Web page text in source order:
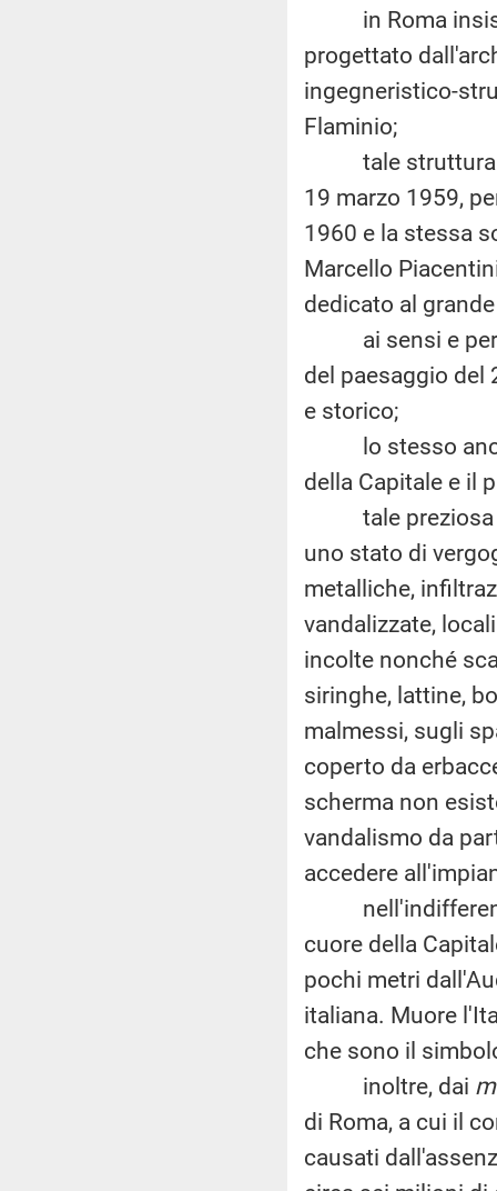
in Roma
progettato
ingegneristico-
Flaminio;
tale struttura è
19 marzo 1959,
1960 e la stessa
Marcello
dedicato al
ai sensi e per
del paesaggio del
e storico;
lo stesso
della Capitale e il
tale preziosa
uno stato di
metalliche,
vandalizzate,
incolte nonché
siringhe, lattine,
malmessi, sugli
coperto da
scherma non
vandalismo da
accedere
nell'indifferenza
cuore della
pochi metri
italiana. Muore
che sono il
inoltre, dai
di Roma, a cui il
causati